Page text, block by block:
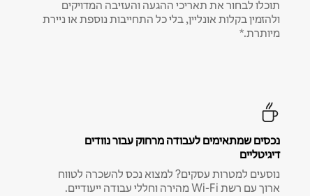
תוכלו לבחור את תאריכי ההגעה והעזיבה המדויקים
ולהזמין בקלות אונליין, בלי כל התחייבות נוספת או ניירת
מיותרת.*
נכסים שמתאימים לעבודה מרחוק עבור נוודים
דיגיטליים
נוסעים למטרות עסקים? למצוא נכס להשכרה לטווח
ארוך עם רשת Wi-Fi מהירה וחללי עבודה ייעודיים.